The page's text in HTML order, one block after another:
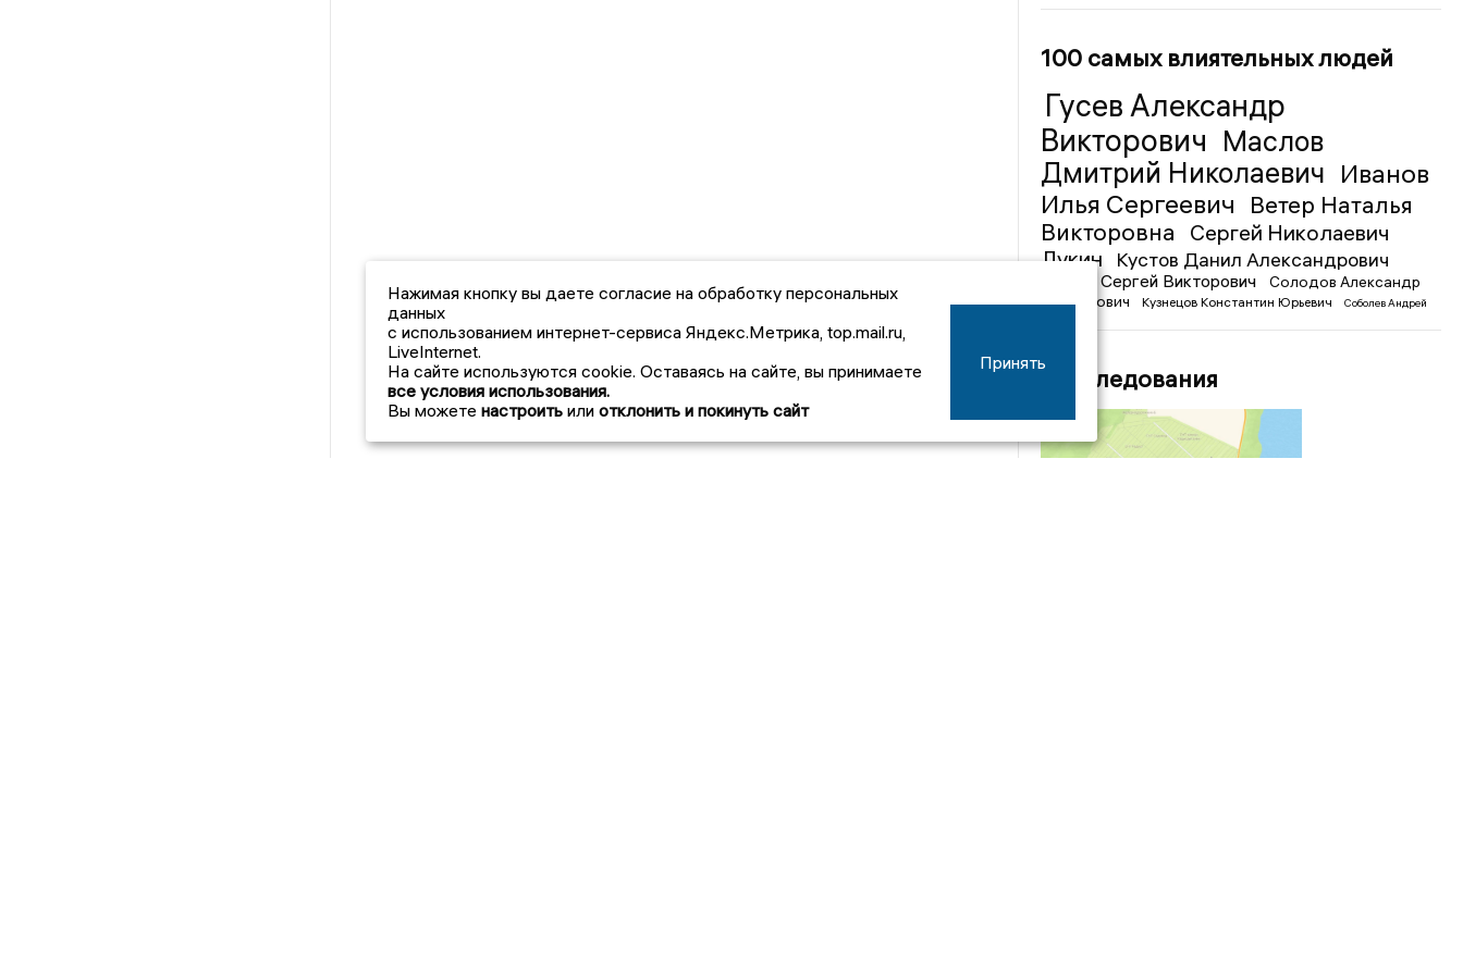
100 самых влиятельных людей
Гусев Александр
Викторович Маслов
Дмитрий Николаевич Иванов
Илья Сергеевич
Ветер Наталья
Викторовна
Сергей Николаевич
Лукин
Кустов Данил Александрович
Чижов Сергей Викторович
Солодов Александр
Михайлович
Кузнецов Константин Юрьевич
Соболев Андрей
Расследования
Нажимая кнопку вы даете согласие на обработку персональных
данных
с использованием интернет-сервиса Яндекс.Метрика, top.mail.ru,
LiveInternet.
На сайте используются cookie. Оставаясь на сайте, вы принимаете
все условия использования.
Вы можете настроить или отклонить и покинуть сайт
Принять